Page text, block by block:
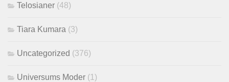
Telosianer (48)
Tiara Kumara (3)
Uncategorized (376)
Universums Moder (1)